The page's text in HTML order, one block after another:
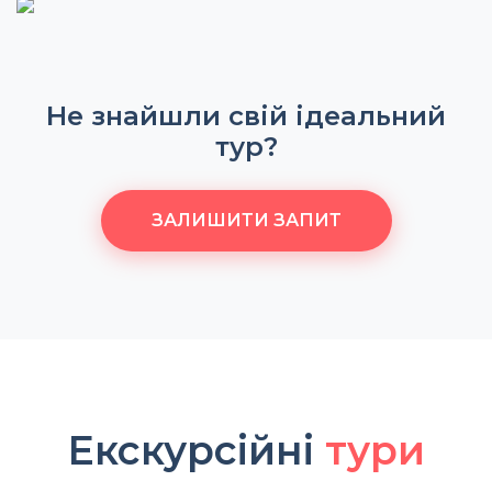
Не знайшли свій ідеальний
тур?
ЗАЛИШИТИ ЗАПИТ
Екскурсійні тури